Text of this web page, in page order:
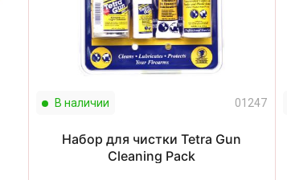
В наличии 01247
Набор для чистки Tetra Gun
Cleaning Pack